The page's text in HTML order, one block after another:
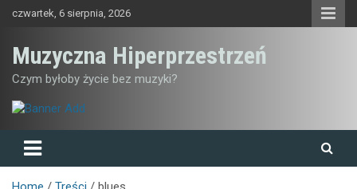
czwartek, 6 sierpnia, 2026
Muzyczna Hiperprzestrzeń
Czym byłoby życie bez muzyki?